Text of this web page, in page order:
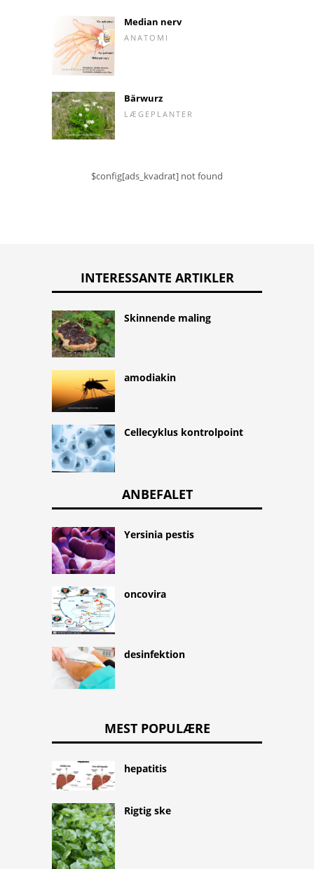
Median nerv
ANATOMI
Bärwurz
LÆGEPLANTER
$config[ads_kvadrat] not found
INTERESSANTE ARTIKLER
Skinnende maling
amodiakin
Cellecyklus kontrolpoint
ANBEFALET
Yersinia pestis
oncovira
desinfektion
MEST POPULÆRE
hepatitis
Rigtig ske